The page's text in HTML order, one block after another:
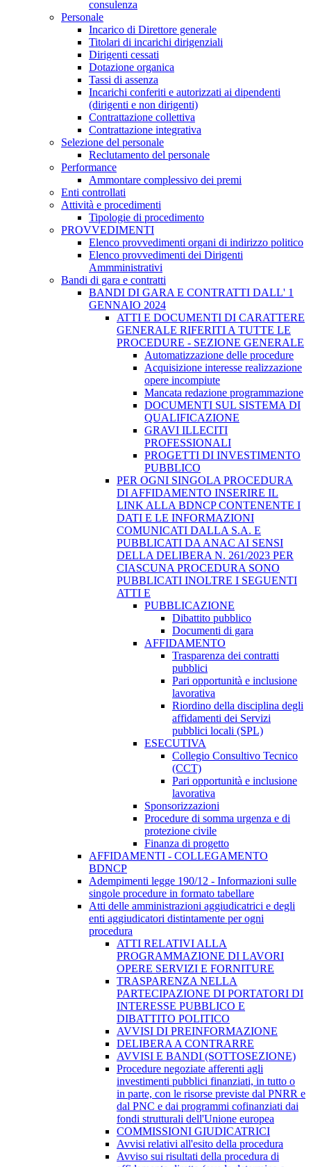
consulenza
Personale
Incarico di Direttore generale
Titolari di incarichi dirigenziali
Dirigenti cessati
Dotazione organica
Tassi di assenza
Incarichi conferiti e autorizzati ai dipendenti
(dirigenti e non dirigenti)
Contrattazione collettiva
Contrattazione integrativa
Selezione del personale
Reclutamento del personale
Performance
Ammontare complessivo dei premi
Enti controllati
Attività e procedimenti
Tipologie di procedimento
PROVVEDIMENTI
Elenco provvedimenti organi di indirizzo politico
Elenco provvedimenti dei Dirigenti
Ammministrativi
Bandi di gara e contratti
BANDI DI GARA E CONTRATTI DALL' 1
GENNAIO 2024
ATTI E DOCUMENTI DI CARATTERE
GENERALE RIFERITI A TUTTE LE
PROCEDURE - SEZIONE GENERALE
Automatizzazione delle procedure
Acquisizione interesse realizzazione
opere incompiute
Mancata redazione programmazione
DOCUMENTI SUL SISTEMA DI
QUALIFICAZIONE
GRAVI ILLECITI
PROFESSIONALI
PROGETTI DI INVESTIMENTO
PUBBLICO
PER OGNI SINGOLA PROCEDURA
DI AFFIDAMENTO INSERIRE IL
LINK ALLA BDNCP CONTENENTE I
DATI E LE INFORMAZIONI
COMUNICATI DALLA S.A. E
PUBBLICATI DA ANAC AI SENSI
DELLA DELIBERA N. 261/2023 PER
CIASCUNA PROCEDURA SONO
PUBBLICATI INOLTRE I SEGUENTI
ATTI E
PUBBLICAZIONE
Dibattito pubblico
Documenti di gara
AFFIDAMENTO
Trasparenza dei contratti
pubblici
Pari opportunità e inclusione
lavorativa
Riordino della disciplina degli
affidamenti dei Servizi
pubblici locali (SPL)
ESECUTIVA
Collegio Consultivo Tecnico
(CCT)
Pari opportunità e inclusione
lavorativa
Sponsorizzazioni
Procedure di somma urgenza e di
protezione civile
Finanza di progetto
AFFIDAMENTI - COLLEGAMENTO
BDNCP
Adempimenti legge 190/12 - Informazioni sulle
singole procedure in formato tabellare
Atti delle amministrazioni aggiudicatrici e degli
enti aggiudicatori distintamente per ogni
procedura
ATTI RELATIVI ALLA
PROGRAMMAZIONE DI LAVORI
OPERE SERVIZI E FORNITURE
TRASPARENZA NELLA
PARTECIPAZIONE DI PORTATORI DI
INTERESSE PUBBLICO E
DIBATTITO POLITICO
AVVISI DI PREINFORMAZIONE
DELIBERA A CONTRARRE
AVVISI E BANDI (SOTTOSEZIONE)
Procedure negoziate afferenti agli
investimenti pubblici finanziati, in tutto o
in parte, con le risorse previste dal PNRR e
dal PNC e dai programmi cofinanziati dai
fondi strutturali dell'Unione europea
COMMISSIONI GIUDICATRICI
Avvisi relativi all'esito della procedura
Avviso sui risultati della procedura di